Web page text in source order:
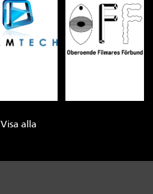
Visa alla